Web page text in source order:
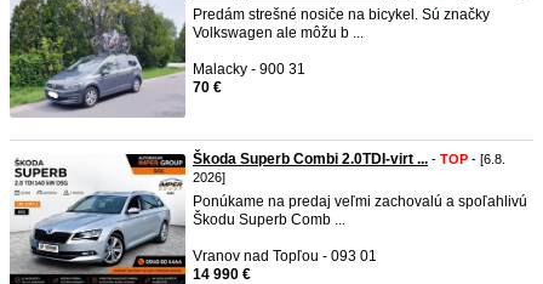
Predám strešné nosiče na bicykel. Sú značky
Volkswagen ale môžu b ...
Malacky - 900 31
70 €
Škoda Superb Combi 2.0TDI-virt ... - TOP - [6.8.
2026]
Ponúkame na predaj veľmi zachovalú a spoľahlivú
Škodu Superb Comb ...
Vranov nad Topľou - 093 01
14 990 €